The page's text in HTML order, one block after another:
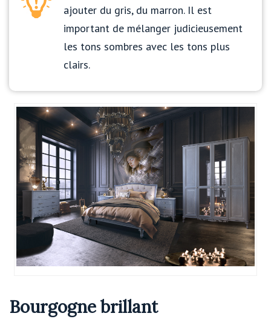
ajouter du gris, du marron. Il est
important de mélanger judicieusement
les tons sombres avec les tons plus
clairs.
Bourgogne brillant